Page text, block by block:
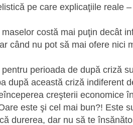
pe care explicaţiile reale
costă mai puţin decât
când nu pot să mai ofere nici
perioa­da de după criză
după această criză indiferent
creşterii economice
este şi cel mai bun?! Este
durerea, dar nu să te